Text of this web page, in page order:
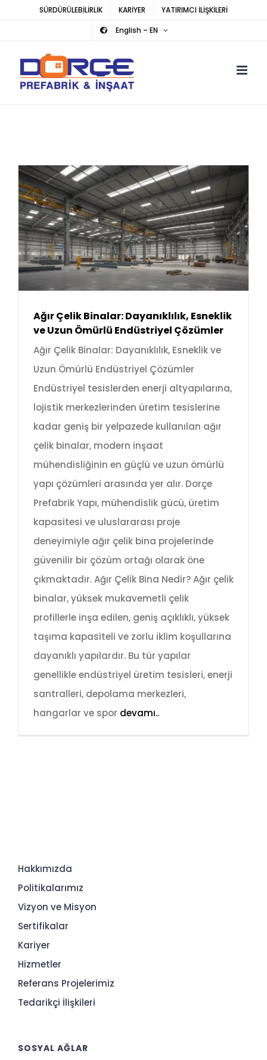
SÜRDÜRÜLEBİLİRLİK KARİYER
YATIRIMCI İLİŞKİLERİ
English – EN
Ağır Çelik Binalar: Dayanıklılık, Esneklik
ve Uzun Ömürlü Endüstriyel Çözümler
Ağır Çelik Binalar: Dayanıklılık, Esneklik ve
Uzun Ömürlü Endüstriyel Çözümler
Endüstriyel tesislerden enerji altyapılarına,
lojistik merkezlerinden üretim tesislerine
kadar geniş bir yelpazede kullanılan ağır
çelik binalar, modern inşaat
mühendisliğinin en güçlü ve uzun ömürlü
yapı çözümleri arasında yer alır. Dorçe
Prefabrik Yapı, mühendislik gücü, üretim
kapasitesi ve uluslararası proje
deneyimiyle ağır çelik bina projelerinde
güvenilir bir çözüm ortağı olarak öne
çıkmaktadır. Ağır Çelik Bina Nedir? Ağır çelik
binalar, yüksek mukavemetli çelik
profillerle inşa edilen, geniş açıklıklı, yüksek
taşıma kapasiteli ve zorlu iklim koşullarına
dayanıklı yapılardır. Bu tür yapılar
genellikle endüstriyel üretim tesisleri, enerji
santralleri, depolama merkezleri,
hangarlar ve spor devamı..
Hakkımızda
Politikalarımız
Vizyon ve Misyon
Sertifikalar
Kariyer
Hizmetler
Referans Projelerimiz
Tedarikçi İlişkileri
SOSYAL AĞLAR